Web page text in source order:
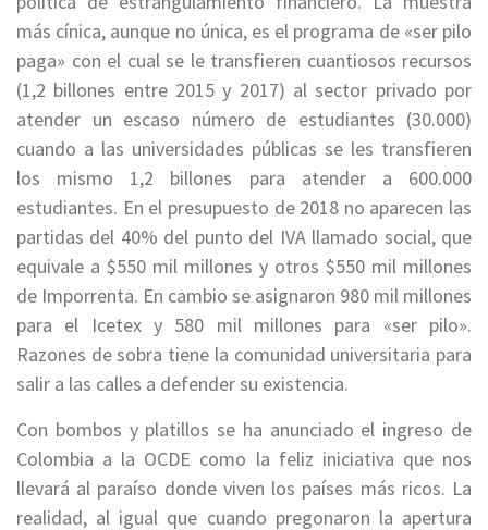
más cínica, aunque no única, es el programa de «ser pilo
paga» con el cual se le transfieren cuantiosos recursos
(1,2 billones entre 2015 y 2017) al sector privado por
atender un escaso número de estudiantes (30.000)
cuando a las universidades públicas se les transfieren
los mismo 1,2 billones para atender a 600.000
estudiantes. En el presupuesto de 2018 no aparecen las
partidas del 40% del punto del IVA llamado social, que
equivale a $550 mil millones y otros $550 mil millones
de Imporrenta. En cambio se asignaron 980 mil millones
para el Icetex y 580 mil millones para «ser pilo».
Razones de sobra tiene la comunidad universitaria para
salir a las calles a defender su existencia.
Con bombos y platillos se ha anunciado el ingreso de
Colombia a la OCDE como la feliz iniciativa que nos
llevará al paraíso donde viven los países más ricos. La
realidad, al igual que cuando pregonaron la apertura